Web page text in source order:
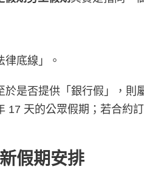
底線」。
於是否提供「銀行假」，
17 天的公眾假期；若合約
假期安排